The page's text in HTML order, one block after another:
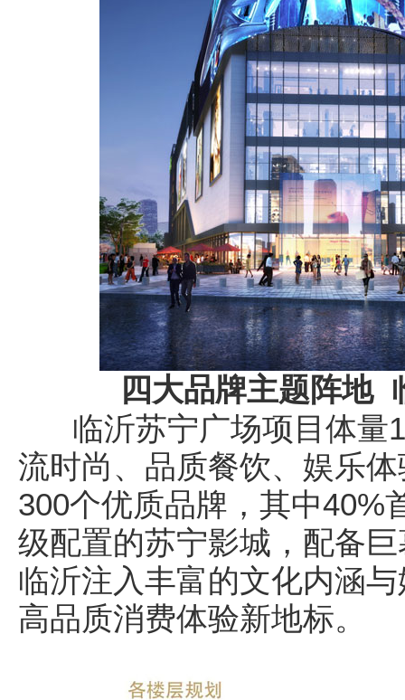
四大品牌主题阵地
临沂苏宁广场项目体量
流时尚、品质餐饮、娱乐
300个优质品牌，其中40%
级配置的苏宁影城，配备
临沂注入丰富的文化内涵
高品质消费体验新地标。